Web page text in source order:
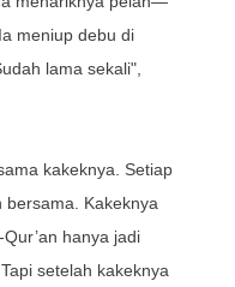
meniup debu di
lama sekali",
kakeknya. Setiap
bersama. Kakeknya
hanya jadi
setelah kakeknya